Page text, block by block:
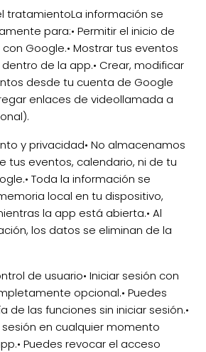
tratamientoLa información se
para:• Permitir el inicio de
Google.• Mostrar tus eventos
de la app.• Crear, modificar
desde tu cuenta de Google
enlaces de videollamada a
y privacidad• No almacenamos
tus eventos, calendario, ni de tu
• Toda la información se
local en tu dispositivo,
la app está abierta.• Al
los datos se eliminan de la
de usuario• Iniciar sesión con
opcional.• Puedes
de las funciones sin iniciar sesión.•
en cualquier momento
• Puedes revocar el acceso